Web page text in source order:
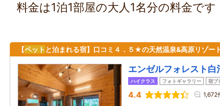
料金は1泊1部屋の大人1名分の料金で
【ペット と泊まれる宿】口コミ４．５★の天然温泉&高原リゾー
エンゼルフォレスト白
ハイクラス フォトギャラリー 宿ブ
4.4 1,672